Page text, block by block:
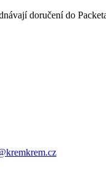
doručení do